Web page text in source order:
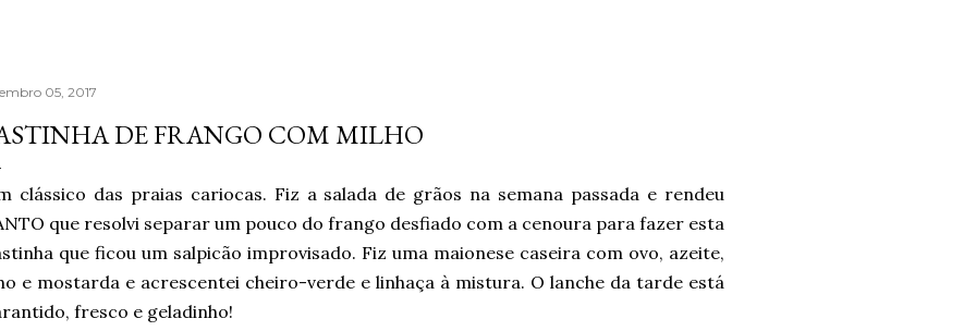
05, 2017
DE FRANGO COM MILHO
clássico das praias cariocas. Fiz a salada de grãos na semana passada e rendeu
que resolvi separar um pouco do frango desfiado com a cenoura para fazer esta
que ficou um salpicão improvisado. Fiz uma maionese caseira com ovo, azeite,
e mostarda e acrescentei cheiro-verde e linhaça à mistura. O lanche da tarde está
fresco e geladinho!